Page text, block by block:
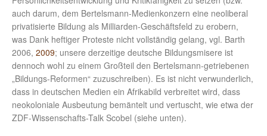
auch darum, dem Bertelsmann-Medienkonzern eine neoliberal
privatisierte Bildung als Milliarden-Geschäftsfeld zu erobern,
was Dank heftiger Proteste nicht vollständig gelang, vgl. Barth
2006, 2009; unsere derzeitige deutsche Bildungsmisere ist
dennoch wohl zu einem Großteil den Bertelsmann-getriebenen
„Bildungs-Reformen“ zuzuschreiben). Es ist nicht verwunderlich,
dass in deutschen Medien ein Afrikabild verbreitet wird, dass
neokoloniale Ausbeutung bemäntelt und vertuscht, wie etwa der
ZDF-Wissenschafts-Talk Scobel (siehe unten).